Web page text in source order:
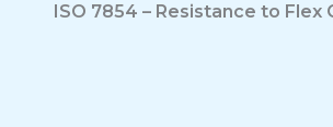
ISO 7854 – Resistance to